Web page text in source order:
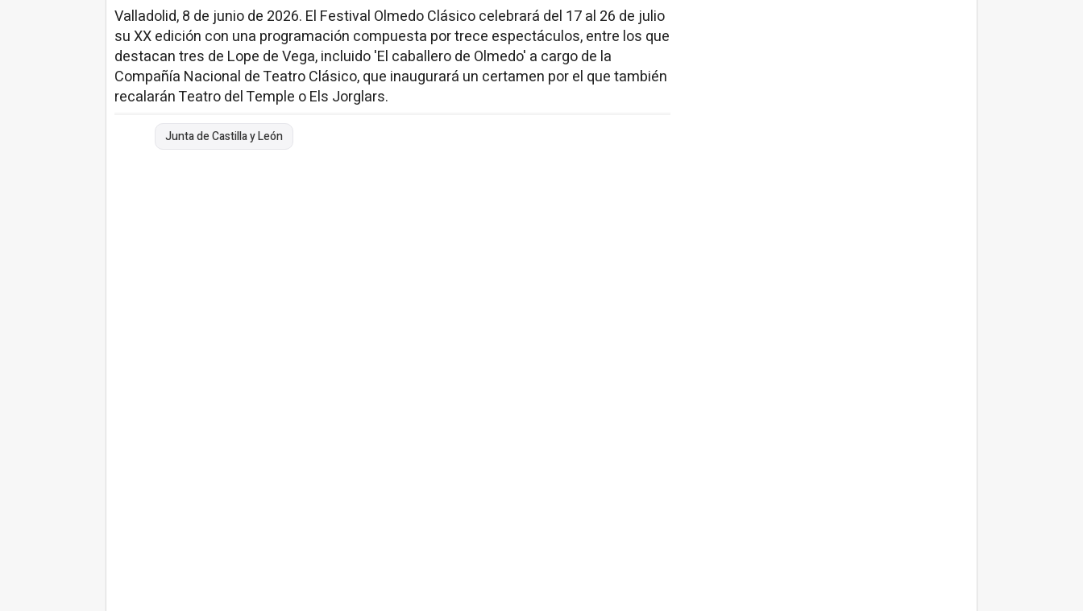
Valladolid, 8 de junio de 2026. El Festival Olmedo Clásico celebrará del 17 al 26 de julio
su XX edición con una programación compuesta por trece espectáculos, entre los que
destacan tres de Lope de Vega, incluido 'El caballero de Olmedo' a cargo de la
Compañía Nacional de Teatro Clásico, que inaugurará un certamen por el que también
recalarán Teatro del Temple o Els Jorglars.
Junta de Castilla y León